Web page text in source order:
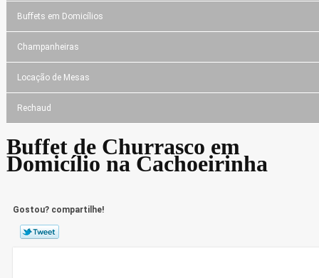
Buffets em Domicílios
Champanheiras
Locação de Mesas
Rechaud
Buffet de Churrasco em
Domicílio na Cachoeirinha
Gostou? compartilhe!